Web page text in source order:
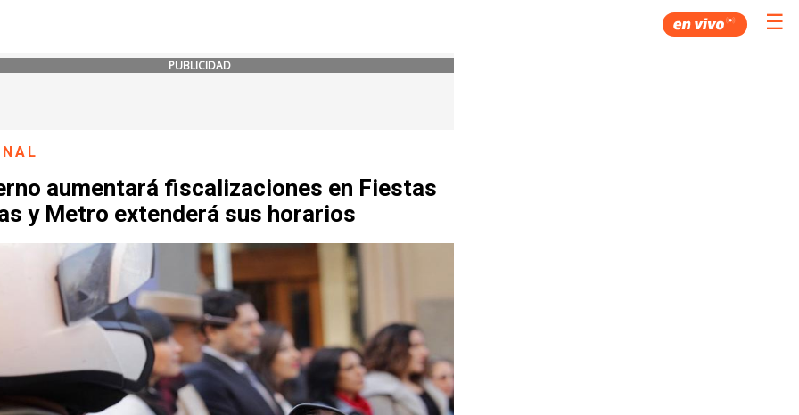
☰
PUBLICIDAD
aumentará fiscalizaciones en Fiestas
y Metro extenderá sus horarios